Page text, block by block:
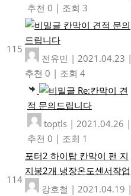
추천 0 | 조회 3
115
칸막이 견적 문의
드립니다
전유민 | 2021.04.23 |
추천 0 | 조회 4
Re:칸막이 견
적 문의드립니다
toptls | 2021.04.26 |
추천 0 | 조회 1
114
포터2 하이탑 칸막이 팬 지
지봉2개 냉장온도센서작업
강호철 | 2021.04.19 |